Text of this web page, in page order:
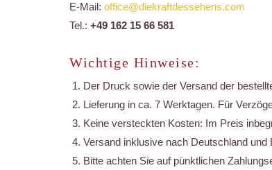
E-Mail: office@diekraftdessehens.com
Tel.: +49 162 15 66 581
Wichtige Hinweise:
Der Druck sowie der Versand der
Lieferung in ca. 7 Werktagen. Für
Keine versteckten Kosten: Im Preis
Versand inklusive nach Deutschland
Bitte achten Sie auf pünktlichen